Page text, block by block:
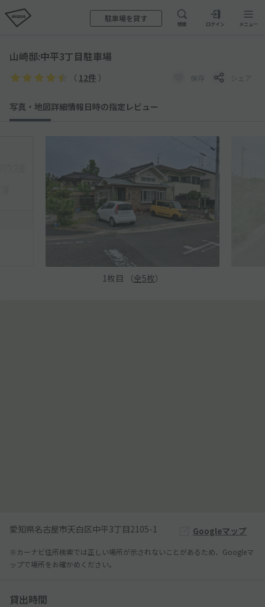
駐車場を貸す
検索 ログイン メニュー
山崎邸:中平3丁目駐車場
（ 12件 ） 保存 シェア
写真・地図詳細情報日時の指定 レビュー
1 枚目 （全5枚）
愛知県名古屋市天白区中平3丁目2105-1 Googleマップ
※カーナビ住所検索では正しい場所が示されないことがあるため、Googleマ
ップで場所をお確かめください。
貸出時間